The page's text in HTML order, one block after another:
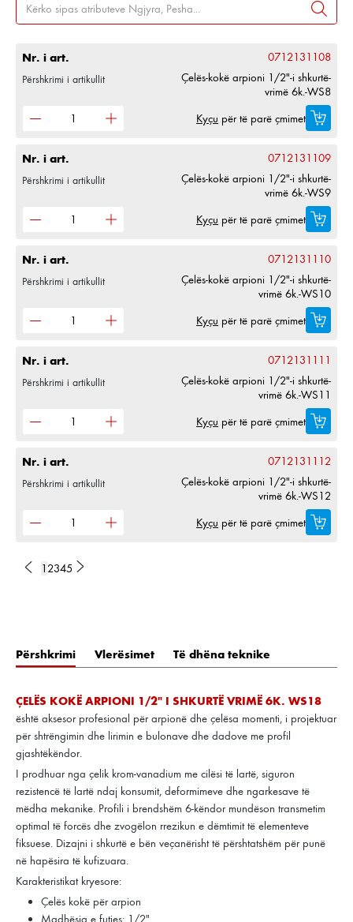
Nr. i art. 0712131108
Përshkrimi i artikullit
Çelës-kokë arpioni 1/2"-i shkurtë-
vrimë 6k.-WS8
Kyçu për të parë çmimet
Nr. i art. 0712131109
Përshkrimi i artikullit
Çelës-kokë arpioni 1/2"-i shkurtë-
vrimë 6k.-WS9
Kyçu për të parë çmimet
Nr. i art. 0712131110
Përshkrimi i artikullit
Çelës-kokë arpioni 1/2"-i shkurtë-
vrimë 6k.-WS10
Kyçu për të parë çmimet
Nr. i art. 0712131111
Përshkrimi i artikullit
Çelës-kokë arpioni 1/2"-i shkurtë-
vrimë 6k.-WS11
Kyçu për të parë çmimet
Nr. i art. 0712131112
Përshkrimi i artikullit
Çelës-kokë arpioni 1/2"-i shkurtë-
vrimë 6k.-WS12
Kyçu për të parë çmimet
1 2345
Përshkrimi Vlerësimet Të dhëna teknike
ÇELËS KOKË ARPIONI 1/2" I SHKURTË VRIMË 6K. WS18
është aksesor profesional për arpionë dhe çelësa momenti, i projektuar
për shtrëngimin dhe lirimin e bulonave dhe dadove me profil
gjashtëkëndor.
I prodhuar nga çelik krom-vanadium me cilësi të lartë, siguron
rezistencë të lartë ndaj konsumit, deformimeve dhe ngarkesave të
mëdha mekanike. Profili i brendshëm 6-këndor mundëson transmetim
optimal të forcës dhe zvogëlon rrezikun e dëmtimit të elementeve
fiksuese. Dizajni i shkurtë e bën veçanërisht të përshtatshëm për punë
në hapësira të kufizuara.
Karakteristikat kryesore:
Çelës kokë për arpion
Madhësia e futjes: 1/2"